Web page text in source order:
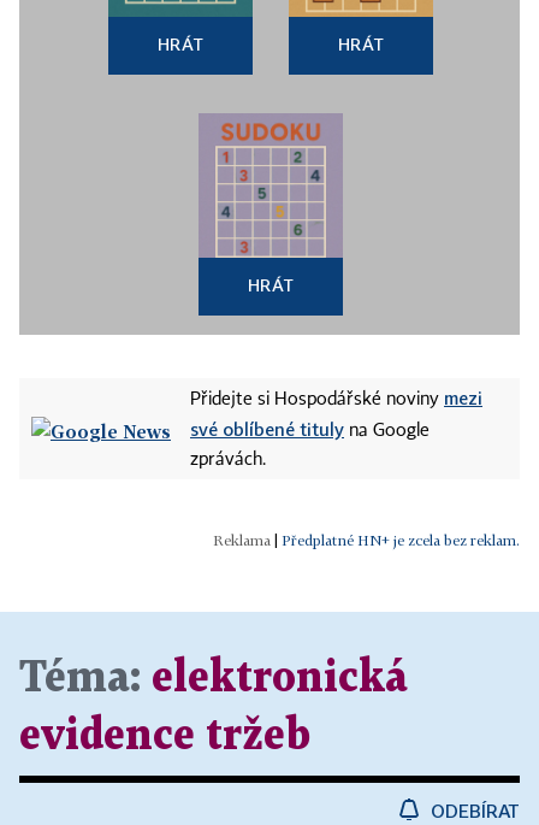
HRÁT HRÁT
HRÁT
Přidejte si Hospodářské noviny mezi
své oblíbené tituly na Google
zprávách.
Předplatné HN+ je zcela bez reklam.
Téma: elektronická
evidence tržeb
ODEBÍRAT